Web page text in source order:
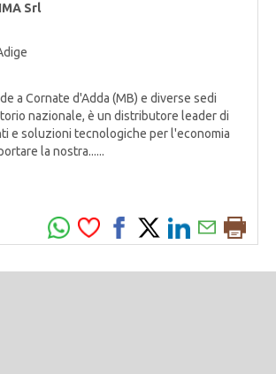
Srl
a Cornate d'Adda (MB) e diverse sedi
nazionale, è un distributore leader di
e soluzioni tecnologiche per l'economia
la nostra......